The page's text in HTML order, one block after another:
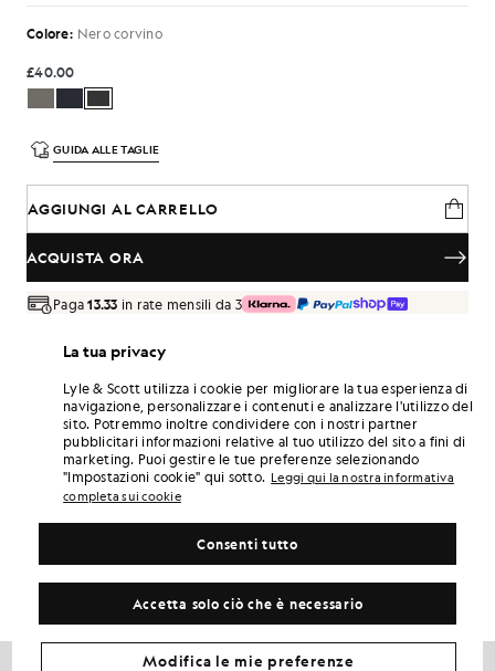
Colore: Nero corvino
£40.00
GUIDA ALLE TAGLIE
AGGIUNGI AL CARRELLO
ACQUISTA ORA
Paga13.33 in rate mensili da 3
Consegna a domicilio e punti di ritiro. Resi e cambi gratuiti.
Guadagna il doppio! Con questo acquisto ottieni
punti240.
6 points = 1,00 £
ISCRIVITI
DETTAGLI DEL PRODOTTO
COMPOSIZIONE E CURA
Crea il tuo look
Completa il tuo look con capi raffinati, pensati per dare un tocco di
classe al tuo guardaroba.
La tua privacy
Lyle & Scott utilizza i cookie per migliorare la tua esperienza di
navigazione, personalizzare i contenuti e analizzare l'utilizzo del
sito. Potremmo inoltre condividere con i nostri partner
pubblicitari informazioni relative al tuo utilizzo del sito a fini di
marketing. Puoi gestire le tue preferenze selezionando
"Impostazioni cookie" qui sotto. Leggi qui la nostra informativa
completa sui cookie
Accetta solo ciò che è necessario
Consenti tutto
Modifica le mie preferenze